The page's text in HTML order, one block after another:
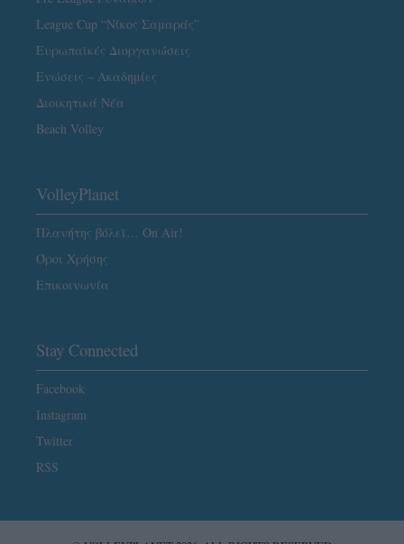
League Cup “Νίκος Σαμαράς”
Ευρωπαϊκές Διοργανώσεις
Ενώσεις – Ακαδημίες
Διοικητικά Νέα
Beach Volley
VolleyPlanet
Πλανήτης βόλεϊ… On Air!
Όροι Χρήσης
Επικοινωνία
Stay Connected
Facebook
Instagram
Twitter
RSS